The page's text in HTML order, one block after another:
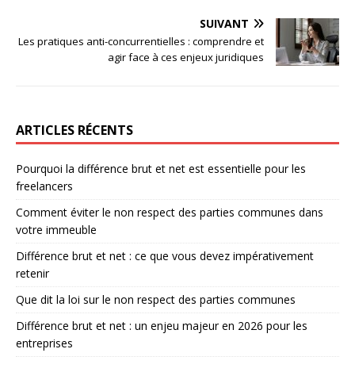
SUIVANT
Les pratiques anti-concurrentielles : comprendre et
agir face à ces enjeux juridiques
ARTICLES RÉCENTS
Pourquoi la différence brut et net est essentielle pour les
freelancers
Comment éviter le non respect des parties communes dans
votre immeuble
Différence brut et net : ce que vous devez impérativement
retenir
Que dit la loi sur le non respect des parties communes
Différence brut et net : un enjeu majeur en 2026 pour les
entreprises